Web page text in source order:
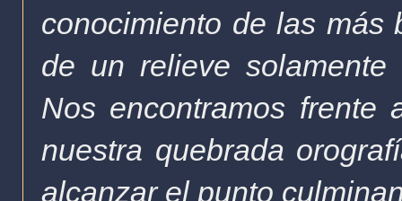
conocimiento de las más
de un relieve
Nos encontramos frente
nuestra quebrada
alcanzar el punto